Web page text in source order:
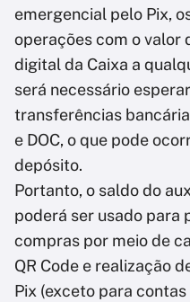
emergencial pelo Pix,
operações com o valor
digital da Caixa a
será necessário
transferências
e DOC, o que pode
depósito.
Portanto, o saldo do
poderá ser usado para
compras por meio de
QR Code e realização
Pix (exceto para